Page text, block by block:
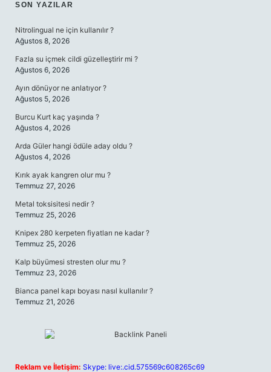
SIDEBAR
SON YAZILAR
Nitrolingual ne için kullanılır ?
Ağustos 8, 2026
Fazla su içmek cildi güzelleştirir mi ?
Ağustos 6, 2026
Ayın dönüyor ne anlatıyor ?
Ağustos 5, 2026
Burcu Kurt kaç yaşında ?
Ağustos 4, 2026
Arda Güler hangi ödüle aday oldu ?
Ağustos 4, 2026
Kırık ayak kangren olur mu ?
Temmuz 27, 2026
Metal toksisitesi nedir ?
Temmuz 25, 2026
Knipex 280 kerpeten fiyatları ne kadar ?
Temmuz 25, 2026
Kalp büyümesi stresten olur mu ?
Temmuz 23, 2026
Bianca panel kapı boyası nasıl kullanılır ?
Temmuz 21, 2026
Reklam ve İletişim: Skype: live:.cid.575569c608265c69